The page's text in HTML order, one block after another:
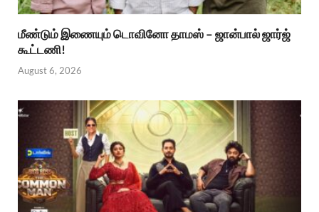
மீண்டும் இணையும் டொவினோ தாமஸ் – ஜான்பால் ஜார்ஜ்
கூட்டணி!
August 6, 2026